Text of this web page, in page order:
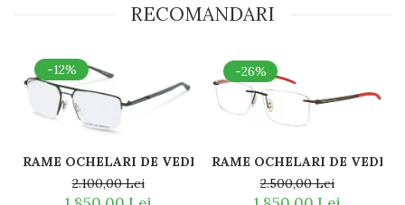
RECOMANDARI
-12%
RAME OCHELARI DE VEDERE PORSCHE DESIGN P8398 A
2.100,00 Lei
-26%
RAME OCHELARI DE
2.500,00 Lei